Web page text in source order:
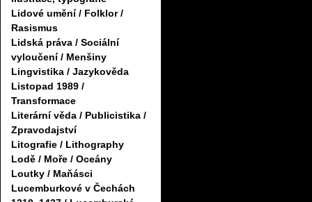
Lidové umění / Folklor /
Rasismus
Lidská práva / Sociální
vyloučení / Menšiny
Lingvistika / Jazykověda
Listopad 1989 /
Transformace
Literární věda / Publicistika /
Zpravodajství
Litografie / Lithography
Lodě / Moře / Oceány
Loutky / Maňásci
Lucemburkové v Čechách